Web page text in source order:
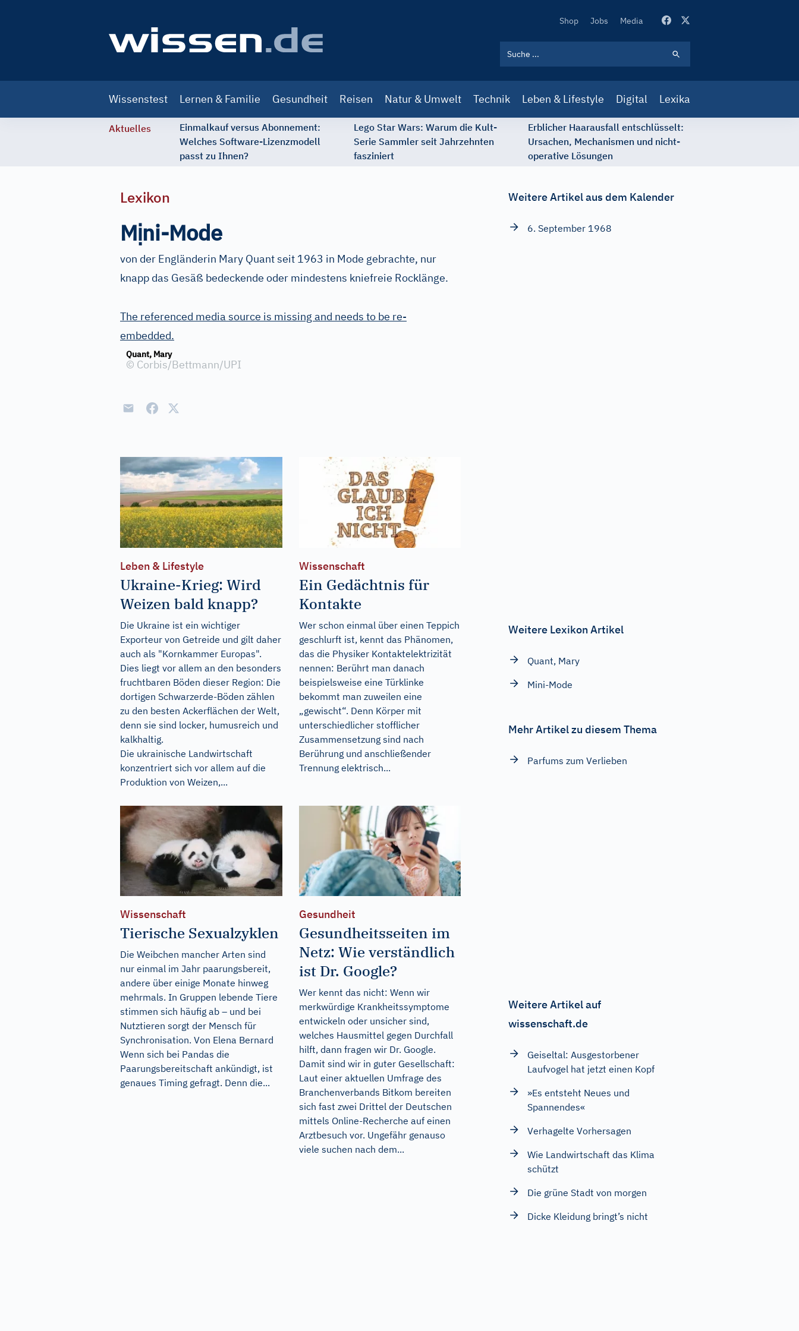
Secondary
Shop Jobs Media
navigation
Wissenstest Lernen & Familie Gesundheit Reisen Natur & Umwelt Technik Leben & Lifestyle Digital Lexika
Aktuelles
Einmalkauf versus Abonnement:
Welches Software-Lizenzmodell
passt zu Ihnen?
Lego Star Wars: Warum die Kult-
Serie Sammler seit Jahrzehnten
fasziniert
Erblicher Haarausfall entschlüsselt:
Ursachen, Mechanismen und nicht-
operative Lösungen
Lexikon
Mịni-Mode
von der Engländerin Mary Quant seit 1963 in Mode gebrachte, nur
knapp das Gesäß bedeckende oder mindestens kniefreie Rocklänge.
The referenced media source is missing and needs to be re-
embedded.
Quant, Mary
© Corbis/Bettmann/UPI
Leben & Lifestyle
Ukraine-Krieg: Wird
Weizen bald knapp?
Die Ukraine ist ein wichtiger
Exporteur von Getreide und gilt daher
auch als "Kornkammer Europas".
Dies liegt vor allem an den besonders
fruchtbaren Böden dieser Region: Die
dortigen Schwarzerde-Böden zählen
zu den besten Ackerflächen der Welt,
denn sie sind locker, humusreich und
kalkhaltig.
Die ukrainische Landwirtschaft
konzentriert sich vor allem auf die
Produktion von Weizen,...
Wissenschaft
Ein Gedächtnis für
Kontakte
Wer schon einmal über einen Teppich
geschlurft ist, kennt das Phänomen,
das die Physiker Kontaktelektrizität
nennen: Berührt man danach
beispielsweise eine Türklinke
bekommt man zuweilen eine
„gewischt“. Denn Körper mit
unterschiedlicher stofflicher
Zusammensetzung sind nach
Berührung und anschließender
Trennung elektrisch...
Wissenschaft
Tierische Sexualzyklen
Die Weibchen mancher Arten sind
nur einmal im Jahr paarungsbereit,
andere über einige Monate hinweg
mehrmals. In Gruppen lebende Tiere
stimmen sich häufig ab – und bei
Nutztieren sorgt der Mensch für
Synchronisation. Von Elena Bernard
Wenn sich bei Pandas die
Paarungsbereitschaft ankündigt, ist
genaues Timing gefragt. Denn die...
Gesundheit
Gesundheitsseiten im
Netz: Wie verständlich
ist Dr. Google?
Wer kennt das nicht: Wenn wir
merkwürdige Krankheitssymptome
entwickeln oder unsicher sind,
welches Hausmittel gegen Durchfall
hilft, dann fragen wir Dr. Google.
Damit sind wir in guter Gesellschaft:
Laut einer aktuellen Umfrage des
Branchenverbands Bitkom bereiten
sich fast zwei Drittel der Deutschen
mittels Online-Recherche auf einen
Arztbesuch vor. Ungefähr genauso
viele suchen nach dem...
Weitere Artikel aus dem Kalender
6. September 1968
Weitere Lexikon Artikel
Quant, Mary
Mini-Mode
Mehr Artikel zu diesem Thema
Parfums zum Verlieben
Weitere Artikel auf
wissenschaft.de
Geiseltal: Ausgestorbener
Laufvogel hat jetzt einen Kopf
»Es entsteht Neues und
Spannendes«
Verhagelte Vorhersagen
Wie Landwirtschaft das Klima
schützt
Die grüne Stadt von morgen
Dicke Kleidung bringt’s nicht